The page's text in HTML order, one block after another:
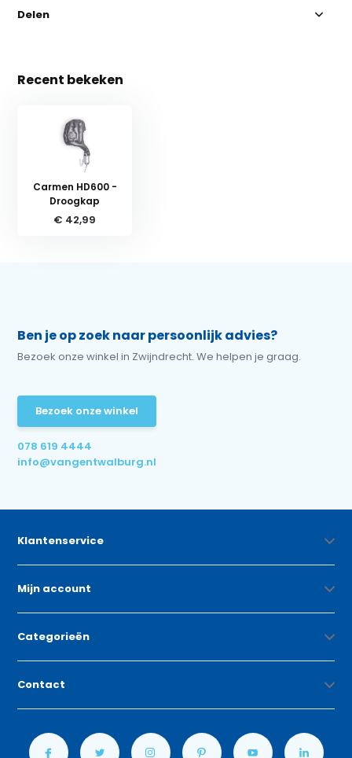
Delen
Recent bekeken
Carmen HD600 -
Droogkap
€ 42,99
Ben je op zoek naar persoonlijk advies?
Bezoek onze winkel in Zwijndrecht. We helpen je graag.
Bezoek onze winkel
078 619 4444
info@vangentwalburg.nl
Klantenservice
Mijn account
Categorieën
Contact